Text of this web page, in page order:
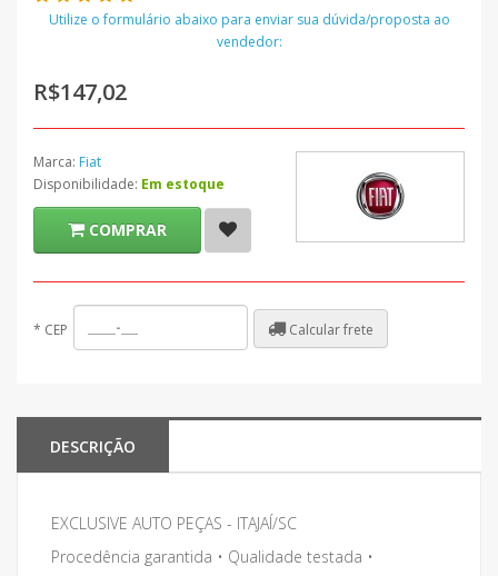
Utilize o formulário abaixo para enviar sua dúvida/proposta ao
vendedor:
R$147,02
Marca: Fiat
Disponibilidade: Em estoque
COMPRAR
* CEP Calcular frete
DESCRIÇÃO
EXCLUSIVE AUTO PEÇAS - ITAJAÍ/SC
Procedência garantida • Qualidade testada •